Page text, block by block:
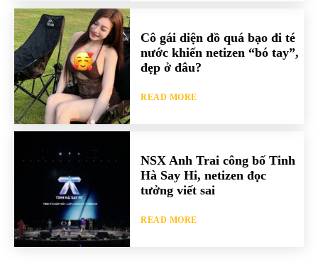
Cô gái diện đồ quá bạo đi té
nước khiến netizen “bó tay”,
đẹp ở đâu?
READ MORE
NSX Anh Trai công bố Tinh
Hà Say Hi, netizen đọc
tưởng viết sai
READ MORE